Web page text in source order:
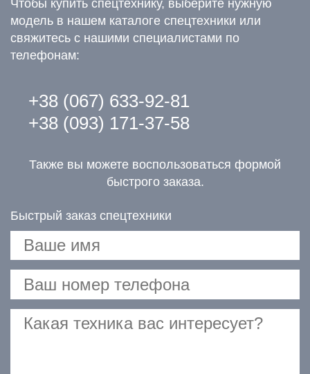
Чтобы купить спецтехнику, выберите нужную
модель в нашем каталоге спецтехники или
свяжитесь с нашими специалистами по
телефонам:
+38 (067) 633-92-81
+38 (093) 171-37-58
Также вы можете воспользоваться формой
быстрого заказа.
Быстрый заказ спецтехники